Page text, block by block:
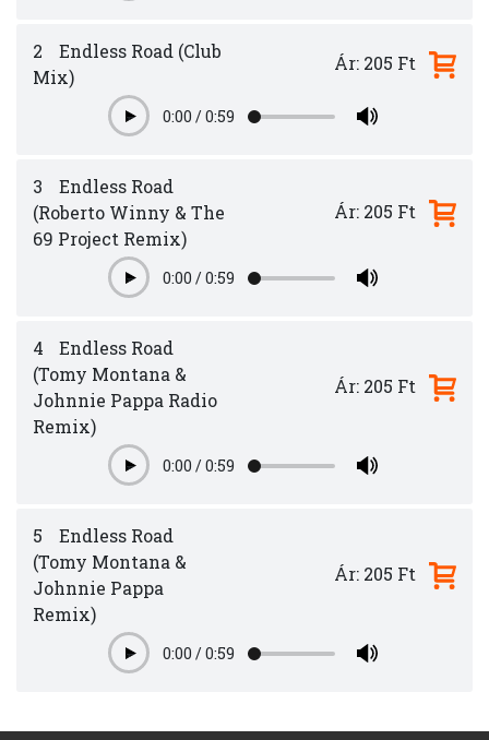
2
Endless Road (Club
Mix)
Play0:00 /0:59
Ár: 205 Ft
3
Endless Road
(Roberto Winny & The
69 Project Remix)
Play0:00 /0:59
Ár: 205 Ft
4
Endless Road
(Tomy Montana &
Johnnie Pappa Radio
Remix)
Play0:00 /0:59
Ár: 205 Ft
5
Endless Road
(Tomy Montana &
Johnnie Pappa
Remix)
Play0:00 /0:59
Ár: 205 Ft